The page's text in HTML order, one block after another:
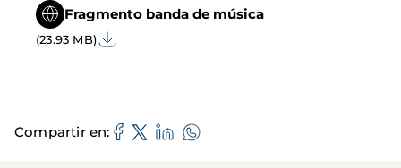
Fragmento banda de música
(23.93 MB)
Compartir en